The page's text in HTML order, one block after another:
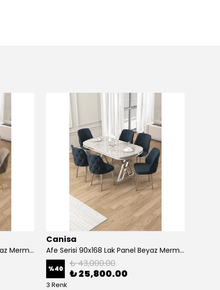
Afe Serisi 90x168 Lak Panel Beyaz Mermer Desen Masa ve 6 Sandalye Gold Kaplama Ayak
Canisa
Afe Serisi 90x168 Lak Panel Beyaz Mermer Desen Masa ve 6 Sandalye Krom Kaplama Ayak
%40 ₺ 43,000.00
₺ 25,800.00
3 Renk